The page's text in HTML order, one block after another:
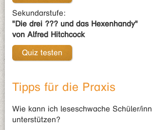
Sekundarstufe:
"Die drei ??? und das Hexenhandy"
von Alfred Hitchcock
Quiz testen
Tipps für die Praxis
Wie kann ich leseschwache Schüler/
unterstützen?